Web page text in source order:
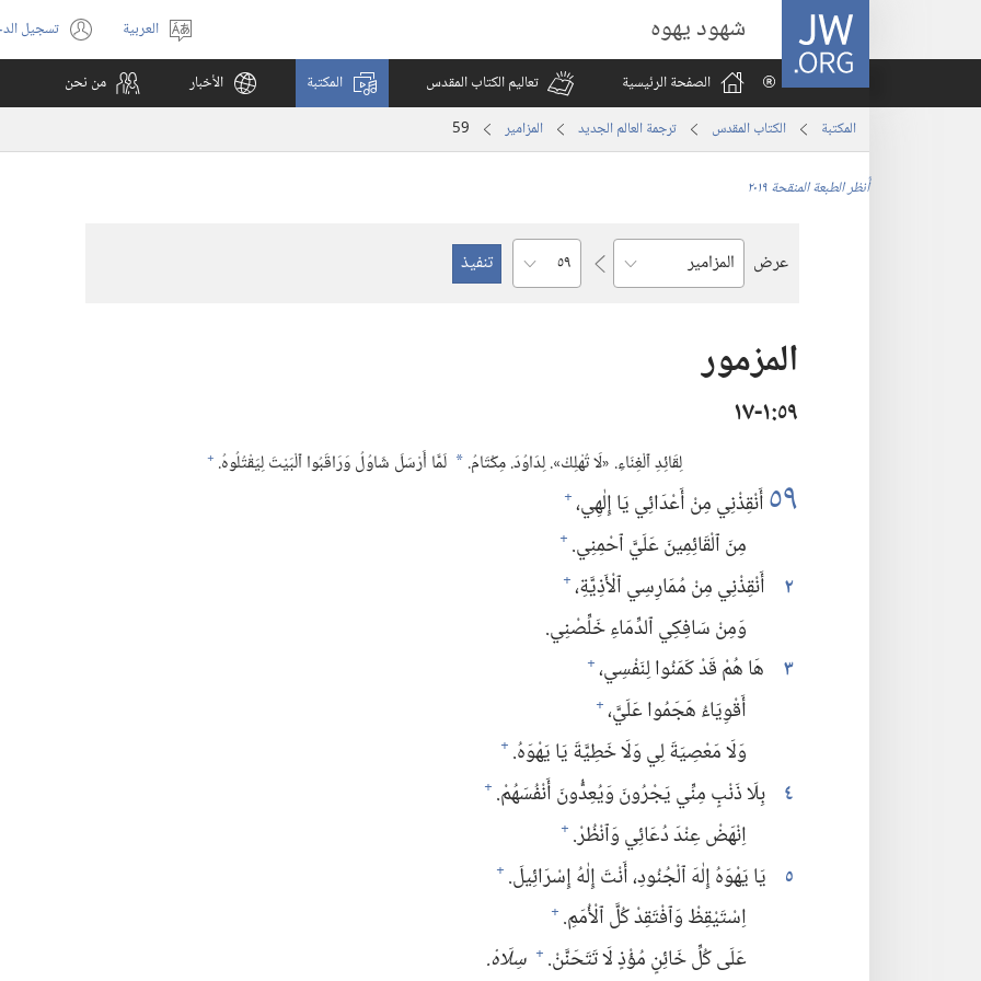
JW.ORG شهود يهوه
اختر
اللغة
العربية تسجيل(يفتح
نافذة
الصفحة الرئيسية
تعاليم الكتاب المقدس المكتبة الأخبار من نحن
المكتبة الكتاب المقدس ترجمة العالم الجديد المزامير 59
أُنظر الطبعة المنقحة ٢٠١٩
عرض
السفر
الفصل
المزمور
٥٩‏:‏١‏-١٧
لِقَائِدِ ٱلْغِنَاءِ.‏ «لَا تُهْلِكْ».‏ لِدَاوُدَ.‏ مِكْتَامُ.‏ * لَمَّا أَرْسَلَ شَاوُلُ وَرَاقَبُوا ٱلْبَيْتَ لِيَقْتُلُوهُ.‏ +
٥٩أَنْقِذْنِي مِنْ أَعْدَائِي يَا إِلٰهِي،‏+
مِنَ ٱلْقَائِمِينَ عَلَيَّ ٱحْمِنِي.‏ +
٢ أَنْقِذْنِي مِنْ مُمَارِسِي ٱلْأَذِيَّةِ،‏+
وَمِنْ سَافِكِي ٱلدِّمَاءِ خَلِّصْنِي.‏
٣ هَا هُمْ قَدْ كَمَنُوا لِنَفْسِي،‏+
أَقْوِيَاءُ هَجَمُوا عَلَيَّ،‏+
وَلَا مَعْصِيَةَ لِي وَلَا خَطِيَّةَ يَا يَهْوَهُ.‏ +
٤ بِلَا ذَنْبٍ مِنِّي يَجْرُونَ وَيُعِدُّونَ أَنْفُسَهُمْ.‏ +
اِنْهَضْ عِنْدَ دُعَائِي وَٱنْظُرْ.‏ +
٥ يَا يَهْوَهُ إِلٰهَ ٱلْجُنُودِ،‏ أَنْتَ إِلٰهُ إِسْرَائِيلَ.‏ +
اِسْتَيْقِظْ وَٱفْتَقِدْ كُلَّ ٱلْأُمَمِ.‏ +
عَلَى كُلِّ خَائِنٍ مُؤْذٍ لَا تَتَحَنَّنْ.‏ + سِلَاهْ.‏